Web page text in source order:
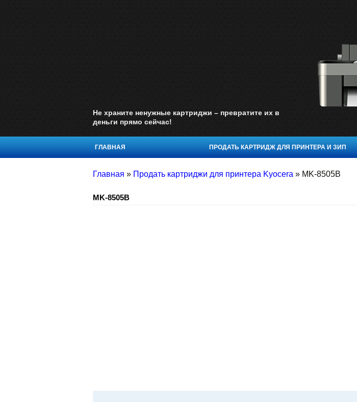
Не храните ненужные картриджи – превратите их в
деньги прямо сейчас!
ГЛАВНАЯ ПРОДАТЬ КАРТРИДЖ ДЛЯ ПРИНТЕРА И ЗИП
Главная » Продать картриджи для принтера Kyocera » MK-8505B
MK-8505B